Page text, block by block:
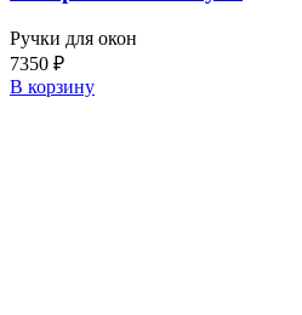
Ручки для окон
7350 ₽
В корзину